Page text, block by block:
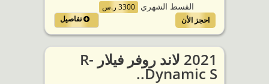
القسط الشهري 3300 ر.س
تفاصيل
احجز الأن
2021 لاند روفر فيلار R-
Dynamic S..